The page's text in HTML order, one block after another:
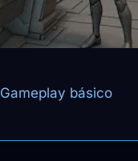
Gameplay básico